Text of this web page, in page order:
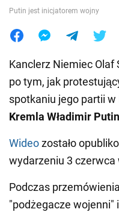
Putin jest inicjatorem wojny
Kanclerz Niemiec Olaf
po tym, jak
spotkaniu jego partii
Kremla Władimir
Wideozostało
wydarzeniu 3 czerwca
Podczas
"podżegacze wojenni"